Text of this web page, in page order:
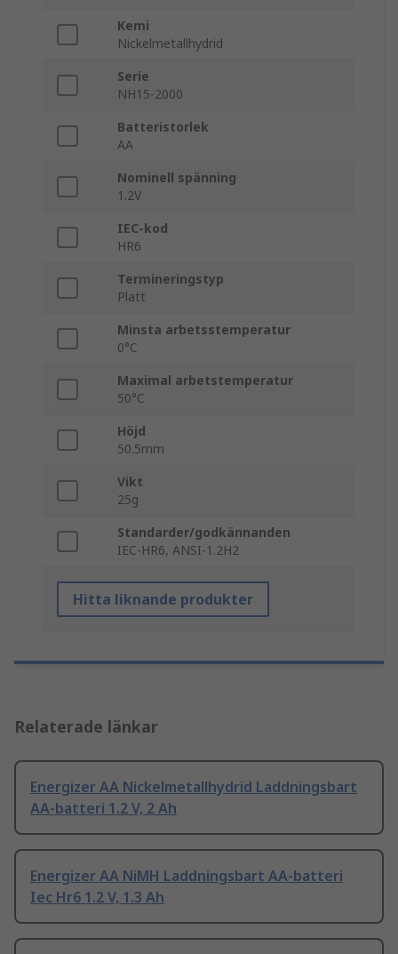
Kemi
Nickelmetallhydrid
Serie
NH15-2000
Batteristorlek
AA
Nominell spänning
1.2V
IEC-kod
HR6
Termineringstyp
Platt
Minsta arbetsstemperatur
0°C
Maximal arbetstemperatur
50°C
Höjd
50.5mm
Vikt
25g
Standarder/godkännanden
IEC-HR6, ANSI-1.2H2
Hitta liknande produkter
Relaterade länkar
Energizer AA Nickelmetallhydrid Laddningsbart
AA-batteri 1.2 V, 2 Ah
Energizer AA NiMH Laddningsbart AA-batteri
Iec Hr6 1.2 V, 1.3 Ah